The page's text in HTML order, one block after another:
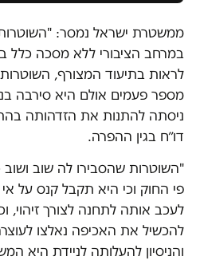
ממשטרת ישראל נמסר:
במרחב הציבורי ללא מסכה כלל
לראות בתיעוד המצורף,
מספר פעמים אולם היא סירבה
ניסתה להתנות את הזדהותה
דו״ח בגין ההפרה.
"השוטרות שהסבירו לה שוב ושוב
פי החוק וכי היא תקבל קנס על
לעכב אותה לתחנה לצורך זיהוי,
להכשיל את האכיפה נאלצו
והניסיון להעלותה לניידת היא